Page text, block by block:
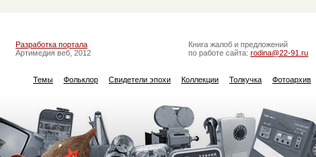
Разработка портала
Артимедия веб, 2012
Книга жалоб и предложений
по работе сайта: rodina@22-91.ru
Темы Фольклор Свидетели эпохи Коллекции Толкучка Фотоархив